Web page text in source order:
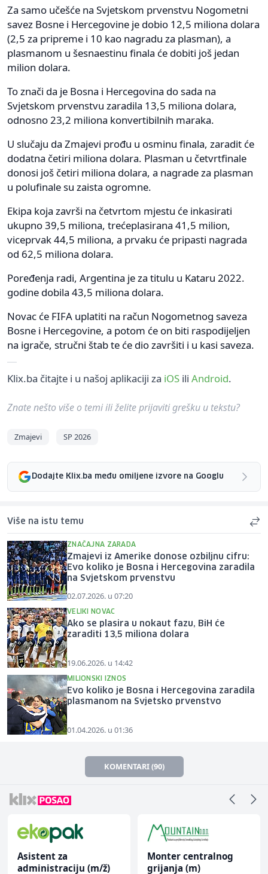
Za samo učešće na Svjetskom prvenstvu Nogometni
savez Bosne i Hercegovine je dobio 12,5 miliona dolara
(2,5 za pripreme i 10 kao nagradu za plasman), a
plasmanom u šesnaestinu finala će dobiti još jedan
milion dolara.
To znači da je Bosna i Hercegovina do sada na
Svjetskom prvenstvu zaradila 13,5 miliona dolara,
odnosno 23,2 miliona konvertibilnih maraka.
U slučaju da Zmajevi prođu u osminu finala, zaradit će
dodatna četiri miliona dolara. Plasman u četvrtfinale
donosi još četiri miliona dolara, a nagrade za plasman
u polufinale su zaista ogromne.
Ekipa koja završi na četvrtom mjestu će inkasirati
ukupno 39,5 miliona, trećeplasirana 41,5 milion,
viceprvak 44,5 miliona, a prvaku će pripasti nagrada
od 62,5 miliona dolara.
Poređenja radi, Argentina je za titulu u Kataru 2022.
godine dobila 43,5 miliona dolara.
Novac će FIFA uplatiti na račun Nogometnog saveza
Bosne i Hercegovine, a potom će on biti raspodijeljen
na igrače, stručni štab te će dio završiti i u kasi saveza.
Klix.ba čitajte i u našoj aplikaciji za iOS ili Android.
Znate nešto više o temi ili želite prijaviti grešku u tekstu?
Zmajevi SP 2026
Dodajte Klix.ba među omiljene izvore na Googlu
Više na istu temu
ZNAČAJNA ZARADA
Zmajevi iz Amerike donose ozbiljnu cifru:
Evo koliko je Bosna i Hercegovina zaradila
na Svjetskom prvenstvu
02.07.2026. u 07:20
VELIKI NOVAC
Ako se plasira u nokaut fazu, BiH će
zaraditi 13,5 miliona dolara
19.06.2026. u 14:42
MILIONSKI IZNOS
Evo koliko je Bosna i Hercegovina zaradila
plasmanom na Svjetsko prvenstvo
01.04.2026. u 01:36
KOMENTARI (90)
Asistent za
administraciju (m/ž)
Monter centralnog
grijanja (m)